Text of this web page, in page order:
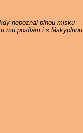
nepoznal plnou misku
mu posílám i s láskyplnou